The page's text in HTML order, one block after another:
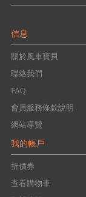
信息
關於風車寶貝
聯絡我們
FAQ
會員服務條款說明
網站導覽
我的帳戶
折價券
查看購物車